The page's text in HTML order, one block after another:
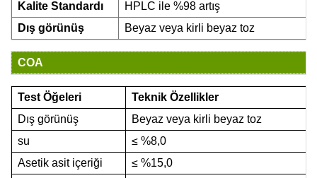
Kalite Standardı
HPLC ile %98 artış
Dış görünüş
Beyaz veya kirli beyaz toz
COA
Test Öğeleri
Teknik Özellikler
Dış görünüş
Beyaz veya kirli beyaz toz
su
≤ %8,0
Asetik asit içeriği
≤ %15,0